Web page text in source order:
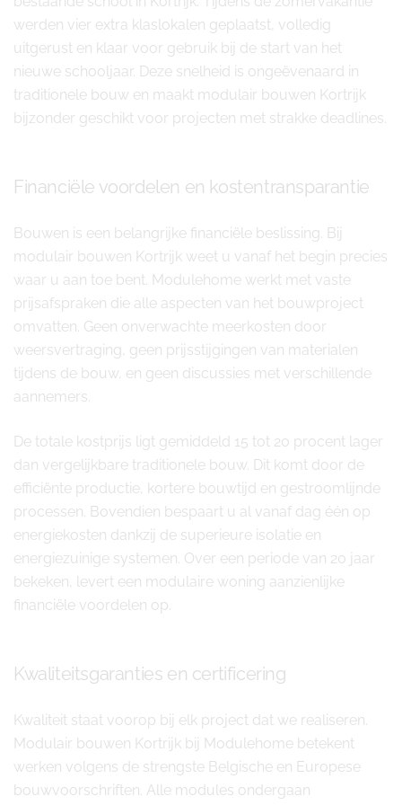
werden vier extra klaslokalen geplaatst, volledig
uitgerust en klaar voor gebruik bij de start van het
nieuwe schooljaar. Deze snelheid is ongeëvenaard in
traditionele bouw en maakt modulair bouwen Kortrijk
bijzonder geschikt voor projecten met strakke deadlines.
Financiële voordelen en kostentransparantie
Bouwen is een belangrijke financiële beslissing. Bij
modulair bouwen Kortrijk weet u vanaf het begin precies
waar u aan toe bent. Modulehome werkt met vaste
prijsafspraken die alle aspecten van het bouwproject
omvatten. Geen onverwachte meerkosten door
weersvertraging, geen prijsstijgingen van materialen
tijdens de bouw, en geen discussies met verschillende
aannemers.
De totale kostprijs ligt gemiddeld 15 tot 20 procent lager
dan vergelijkbare traditionele bouw. Dit komt door de
efficiënte productie, kortere bouwtijd en gestroomlijnde
processen. Bovendien bespaart u al vanaf dag één op
energiekosten dankzij de superieure isolatie en
energiezuinige systemen. Over een periode van 20 jaar
bekeken, levert een modulaire woning aanzienlijke
financiële voordelen op.
Kwaliteitsgaranties en certificering
Kwaliteit staat voorop bij elk project dat we realiseren.
Modulair bouwen Kortrijk bij Modulehome betekent
werken volgens de strengste Belgische en Europese
bouwvoorschriften. Alle modules ondergaan